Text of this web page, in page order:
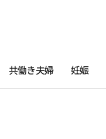
共働き夫婦 妊娠